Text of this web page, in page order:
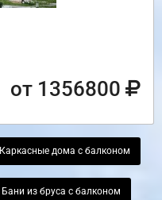
от 1356800
Каркасные дома с балконом
Бани из бруса с балконом